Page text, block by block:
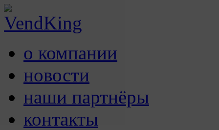
о компании
новости
наши партнёры
контакты